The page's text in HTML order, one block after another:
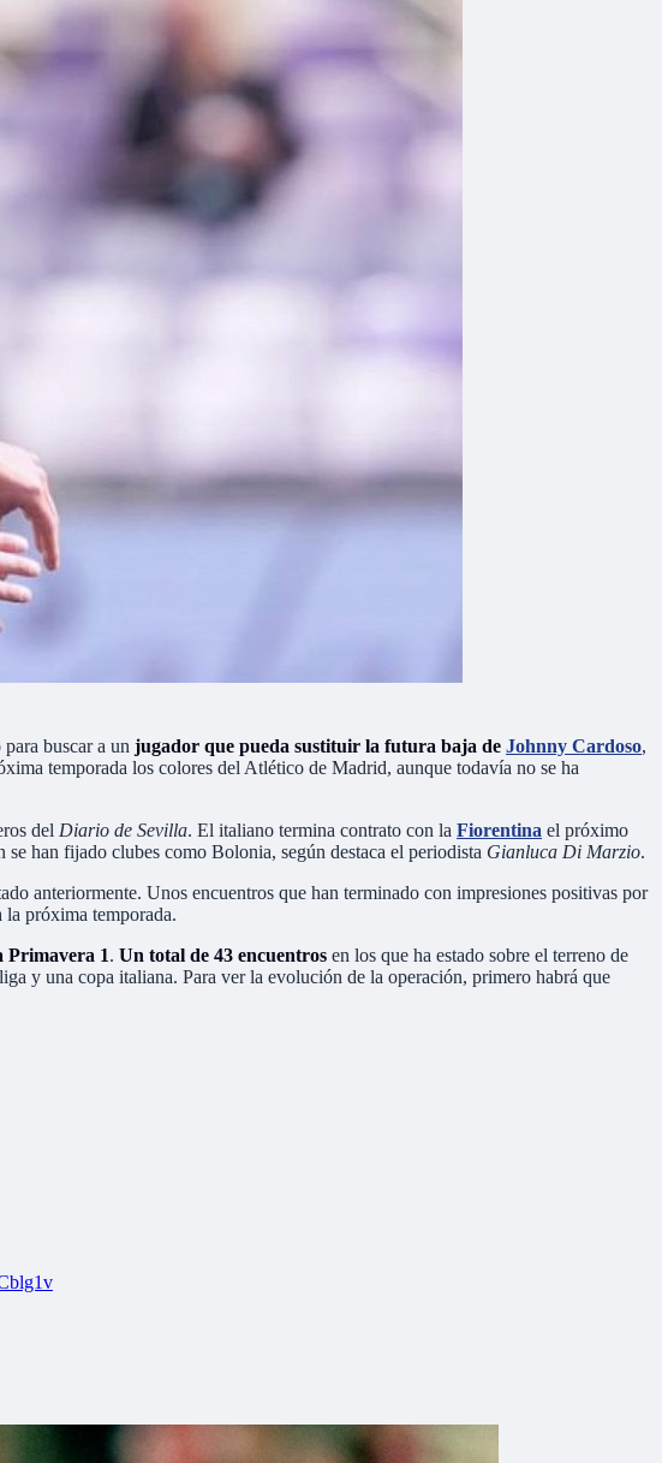
buscar a un jugador que pueda sustituir la futura baja de Johnny Cardoso,
temporada los colores del Atlético de Madrid, aunque todavía no se ha
del Diario de Sevilla. El italiano termina contrato con la Fiorentina el próximo
han fijado clubes como Bolonia, según destaca el periodista Gianluca Di Marzio.
anteriormente. Unos encuentros que han terminado con impresiones positivas por
la próxima temporada.
Primavera 1. Un total de 43 encuentros en los que ha estado sobre el terreno de
y una copa italiana. Para ver la evolución de la operación, primero habrá que